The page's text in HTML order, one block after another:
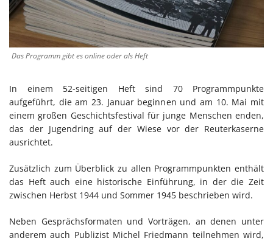
Das Programm gibt es online oder als Heft
In einem 52-seitigen Heft sind 70 Programmpunkte
aufgeführt, die am 23. Januar beginnen und am 10. Mai mit
einem großen Geschichtsfestival für junge Menschen enden,
das der Jugendring auf der Wiese vor der Reuterkaserne
ausrichtet.
Zusätzlich zum Überblick zu allen Programmpunkten enthält
das Heft auch eine historische Einführung, in der die Zeit
zwischen Herbst 1944 und Sommer 1945 beschrieben wird.
Neben Gesprächsformaten und Vorträgen, an denen unter
anderem auch Publizist Michel Friedmann teilnehmen wird,